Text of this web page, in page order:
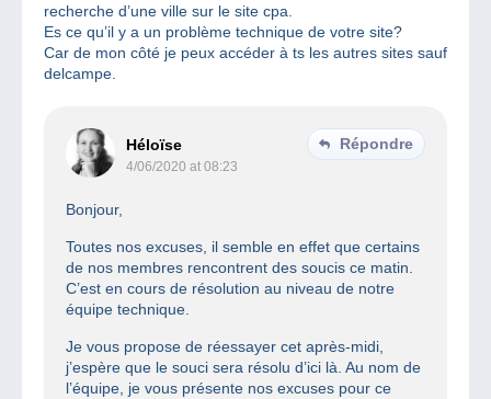
recherche d’une ville sur le site cpa.
Es ce qu’il y a un problème technique de votre site?
Car de mon côté je peux accéder à ts les autres sites sauf
delcampe.
Héloïse
4/06/2020 at 08:23
Répondre
Bonjour,
Toutes nos excuses, il semble en effet que certains
de nos membres rencontrent des soucis ce matin.
C’est en cours de résolution au niveau de notre
équipe technique.
Je vous propose de réessayer cet après-midi,
j’espère que le souci sera résolu d’ici là. Au nom de
l’équipe, je vous présente nos excuses pour ce